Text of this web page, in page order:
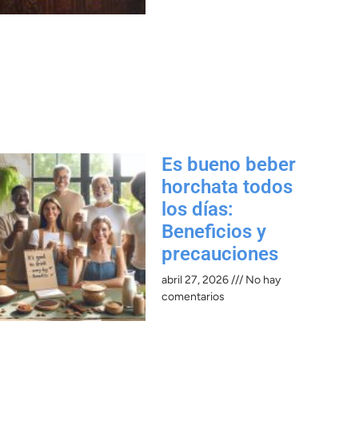
Es bueno beber
horchata todos
los días:
Beneficios y
precauciones​
abril 27, 2026
No hay
comentarios